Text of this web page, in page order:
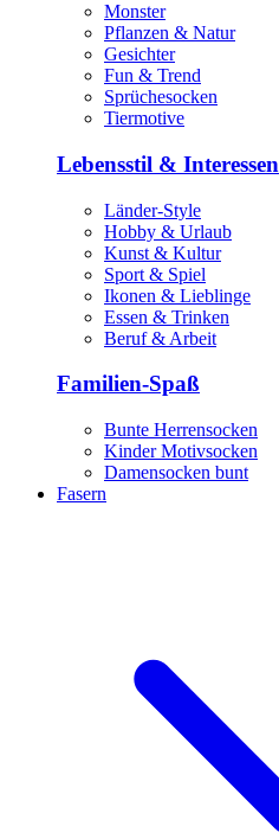
Monster
Pflanzen & Natur
Gesichter
Fun & Trend
Sprüchesocken
Tiermotive
Lebensstil & Interessen
Länder-Style
Hobby & Urlaub
Kunst & Kultur
Sport & Spiel
Ikonen & Lieblinge
Essen & Trinken
Beruf & Arbeit
Familien-Spaß
Bunte Herrensocken
Kinder Motivsocken
Damensocken bunt
Fasern